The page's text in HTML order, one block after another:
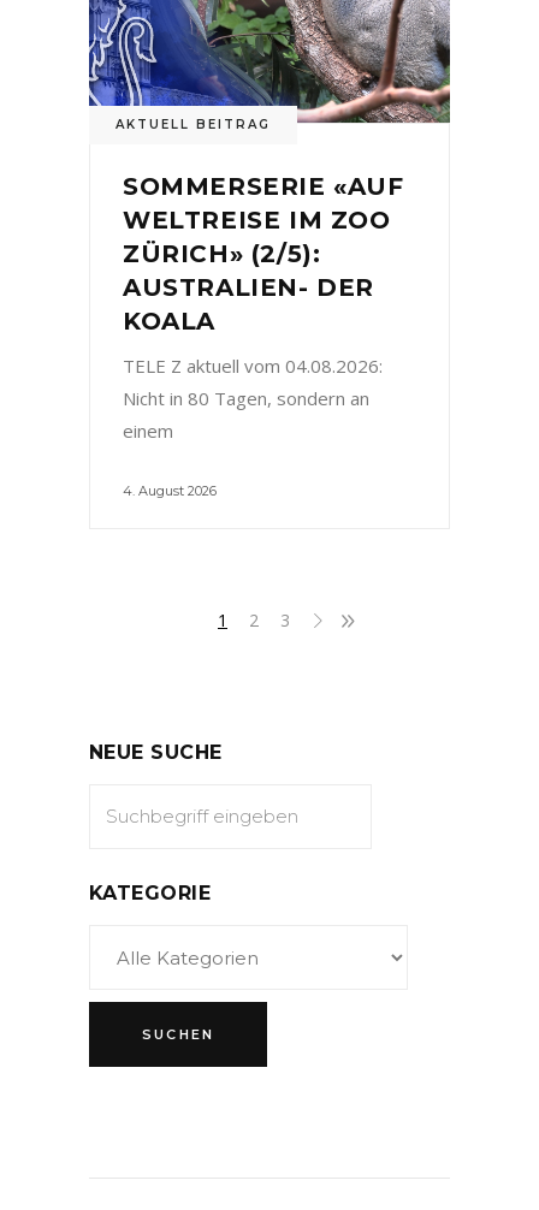
AKTUELL BEITRAG
SOMMERSERIE «AUF
WELTREISE IM ZOO
ZÜRICH» (2/5):
AUSTRALIEN- DER
KOALA
TELE Z aktuell vom 04.08.2026:
Nicht in 80 Tagen, sondern an
einem
4. August 2026
1 2 3
NEUE SUCHE
KATEGORIE